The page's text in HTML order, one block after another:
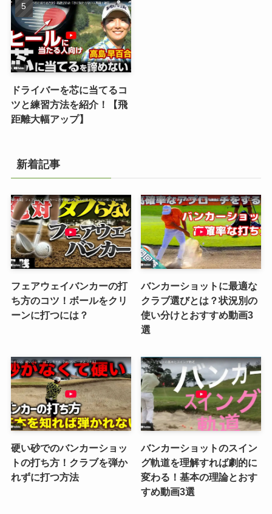
ドライバーを芯に当てるコ
ツと練習方法を紹介！【飛
距離大幅アップ】
新着記事
フェアウェイバンカーの打
ち方のコツ！ボールをクリ
ーンに打つには？
バンカーショットに最適な
クラブ選びとは？状況別の
使い分けとおすすめ動画3
選
硬い砂でのバンカーショッ
トの打ち方！クラブを弾か
れずに打つ方法
バンカーショットのスイン
グ軌道を理解すれば劇的に
変わる！基本の理論とおす
すめ動画3選